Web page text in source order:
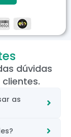
dúvidas
as